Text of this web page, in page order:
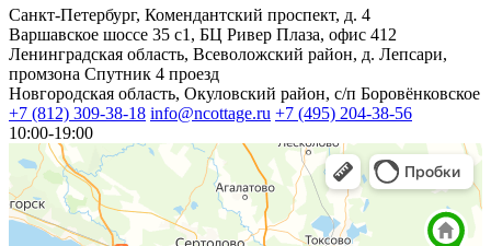
Санкт-Петербург, Комендантский проспект, д. 4
Варшавское шоссе 35 с1, БЦ Ривер Плаза, офис 412
Ленинградская область, Всеволожский район, д. Лепсари,
промзона Спутник 4 проезд
Новгородская область, Окуловский район, с/п Боровёнковское
+7 (812) 309-38-18 info@ncottage.ru +7 (495) 204-38-56
10:00-19:00